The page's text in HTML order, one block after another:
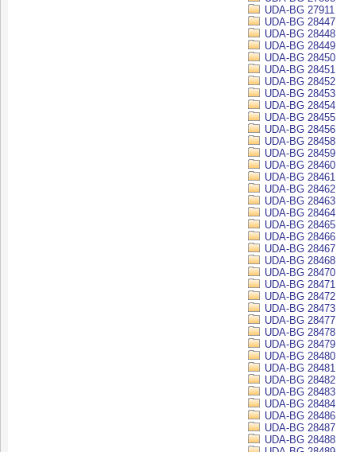
UDA-BG 27911
UDA-BG 28447
UDA-BG 28448
UDA-BG 28449
UDA-BG 28450
UDA-BG 28451
UDA-BG 28452
UDA-BG 28453
UDA-BG 28454
UDA-BG 28455
UDA-BG 28456
UDA-BG 28458
UDA-BG 28459
UDA-BG 28460
UDA-BG 28461
UDA-BG 28462
UDA-BG 28463
UDA-BG 28464
UDA-BG 28465
UDA-BG 28466
UDA-BG 28467
UDA-BG 28468
UDA-BG 28470
UDA-BG 28471
UDA-BG 28472
UDA-BG 28473
UDA-BG 28477
UDA-BG 28478
UDA-BG 28479
UDA-BG 28480
UDA-BG 28481
UDA-BG 28482
UDA-BG 28483
UDA-BG 28484
UDA-BG 28486
UDA-BG 28487
UDA-BG 28488